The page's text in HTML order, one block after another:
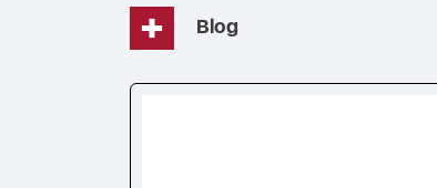
la
navegaciónBlog